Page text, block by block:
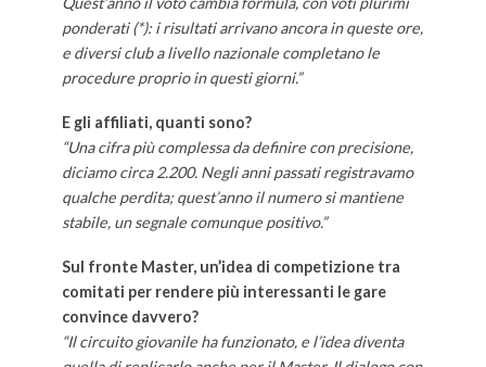
ponderati (*): i risultati arrivano ancora in queste ore,
e diversi club a livello nazionale completano le
procedure proprio in questi giorni.”
E gli affiliati, quanti sono?
“Una cifra più complessa da definire con precisione,
diciamo circa 2.200. Negli anni passati registravamo
qualche perdita; quest’anno il numero si mantiene
stabile, un segnale comunque positivo.”
Sul fronte Master, un’idea di competizione tra
comitati per rendere più interessanti le gare
convince davvero?
“Il circuito giovanile ha funzionato, e l’idea diventa